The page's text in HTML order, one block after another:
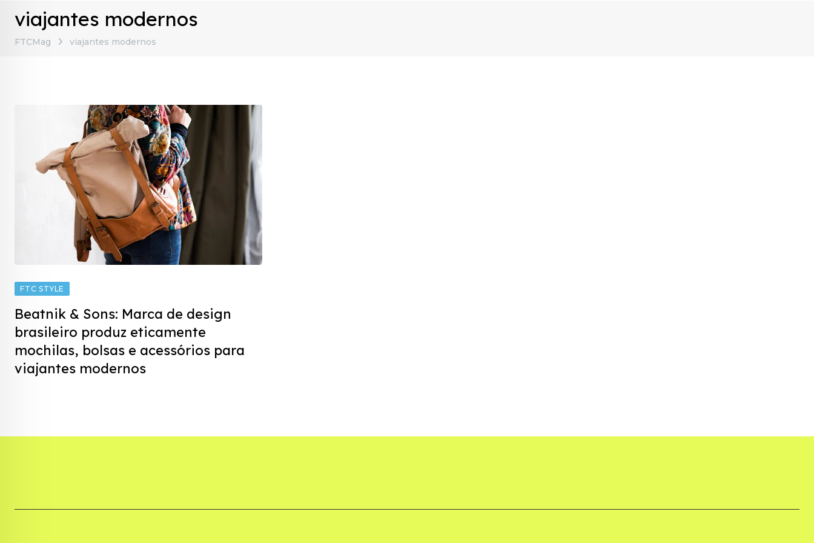
viajantes modernos
FTCMag viajantes modernos
FTC STYLE
Beatnik & Sons: Marca de design
brasileiro produz eticamente
mochilas, bolsas e acessórios para
viajantes modernos